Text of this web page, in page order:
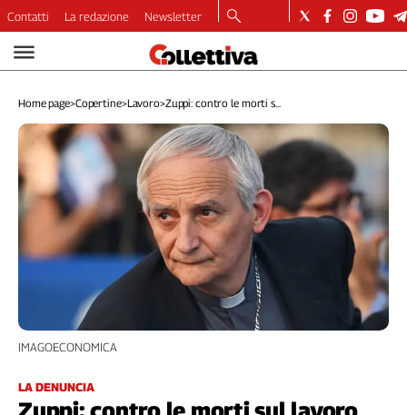
Video
Dirette
Longform
Copertine
Economia
Lavoro
Ambiente
Diritti
Internazionale
Culture
Categorie
Contatti La redazione Newsletter
Home page>Copertine>Lavoro>Zuppi: contro le morti s...
LA DENUNCIA
IMAGOECONOMICA